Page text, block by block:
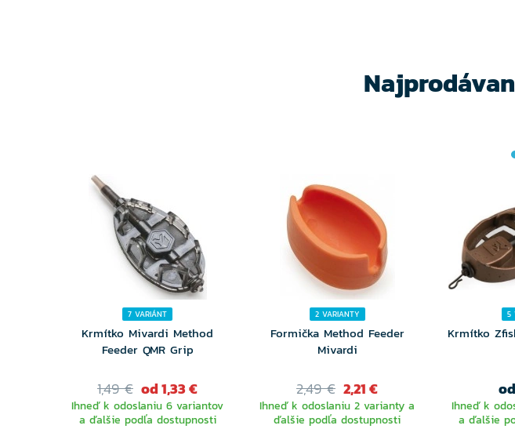
7 VARIÁNT
Krmítko Mivardi Method
Feeder QMR Grip
1,49 € od 1,33 €
Ihneď k odoslaniu 6 variantov
a ďalšie podľa dostupnosti
2 VARIANTY
Formička Method Feeder
Mivardi
2,49 € 2,21 €
Ihneď k odoslaniu 2 varianty a
ďalšie podľa dostupnosti
5
Krmítko
Ihneď k
a ďalšie